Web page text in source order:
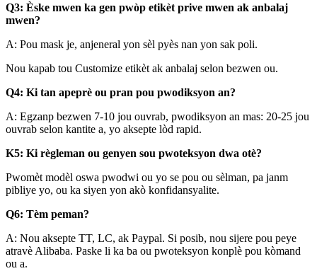
Q3: Èske mwen ka gen pwòp etikèt prive mwen ak anbalaj
mwen?
A: Pou mask je, anjeneral yon sèl pyès nan yon sak poli.
Nou kapab tou Customize etikèt ak anbalaj selon bezwen ou.
Q4: Ki tan apeprè ou pran pou pwodiksyon an?
A: Egzanp bezwen 7-10 jou ouvrab, pwodiksyon an mas: 20-25 jou
ouvrab selon kantite a, yo aksepte lòd rapid.
K5: Ki règleman ou genyen sou pwoteksyon dwa otè?
Pwomèt modèl oswa pwodwi ou yo se pou ou sèlman, pa janm
pibliye yo, ou ka siyen yon akò konfidansyalite.
Q6: Tèm peman?
A: Nou aksepte TT, LC, ak Paypal. Si posib, nou sijere pou peye
atravè Alibaba. Paske li ka ba ou pwoteksyon konplè pou kòmand
ou a.